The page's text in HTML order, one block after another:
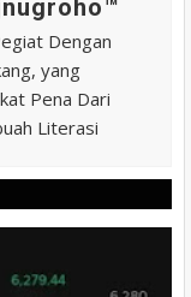
Dengan
yang
Pena Dari
Literasi